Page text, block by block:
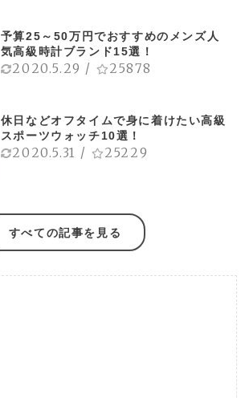
予算25～50万円でおすすめのメンズ人
気高級時計ブランド15選！
2020.5.29 / 25878
休日などオフタイムで身に着けたい高級
スポーツウォッチ10選！
2020.5.31 / 25229
すべての記事を見る